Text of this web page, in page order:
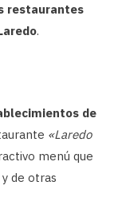
restaurantes
.
de
«Laredo
menú que
de otras